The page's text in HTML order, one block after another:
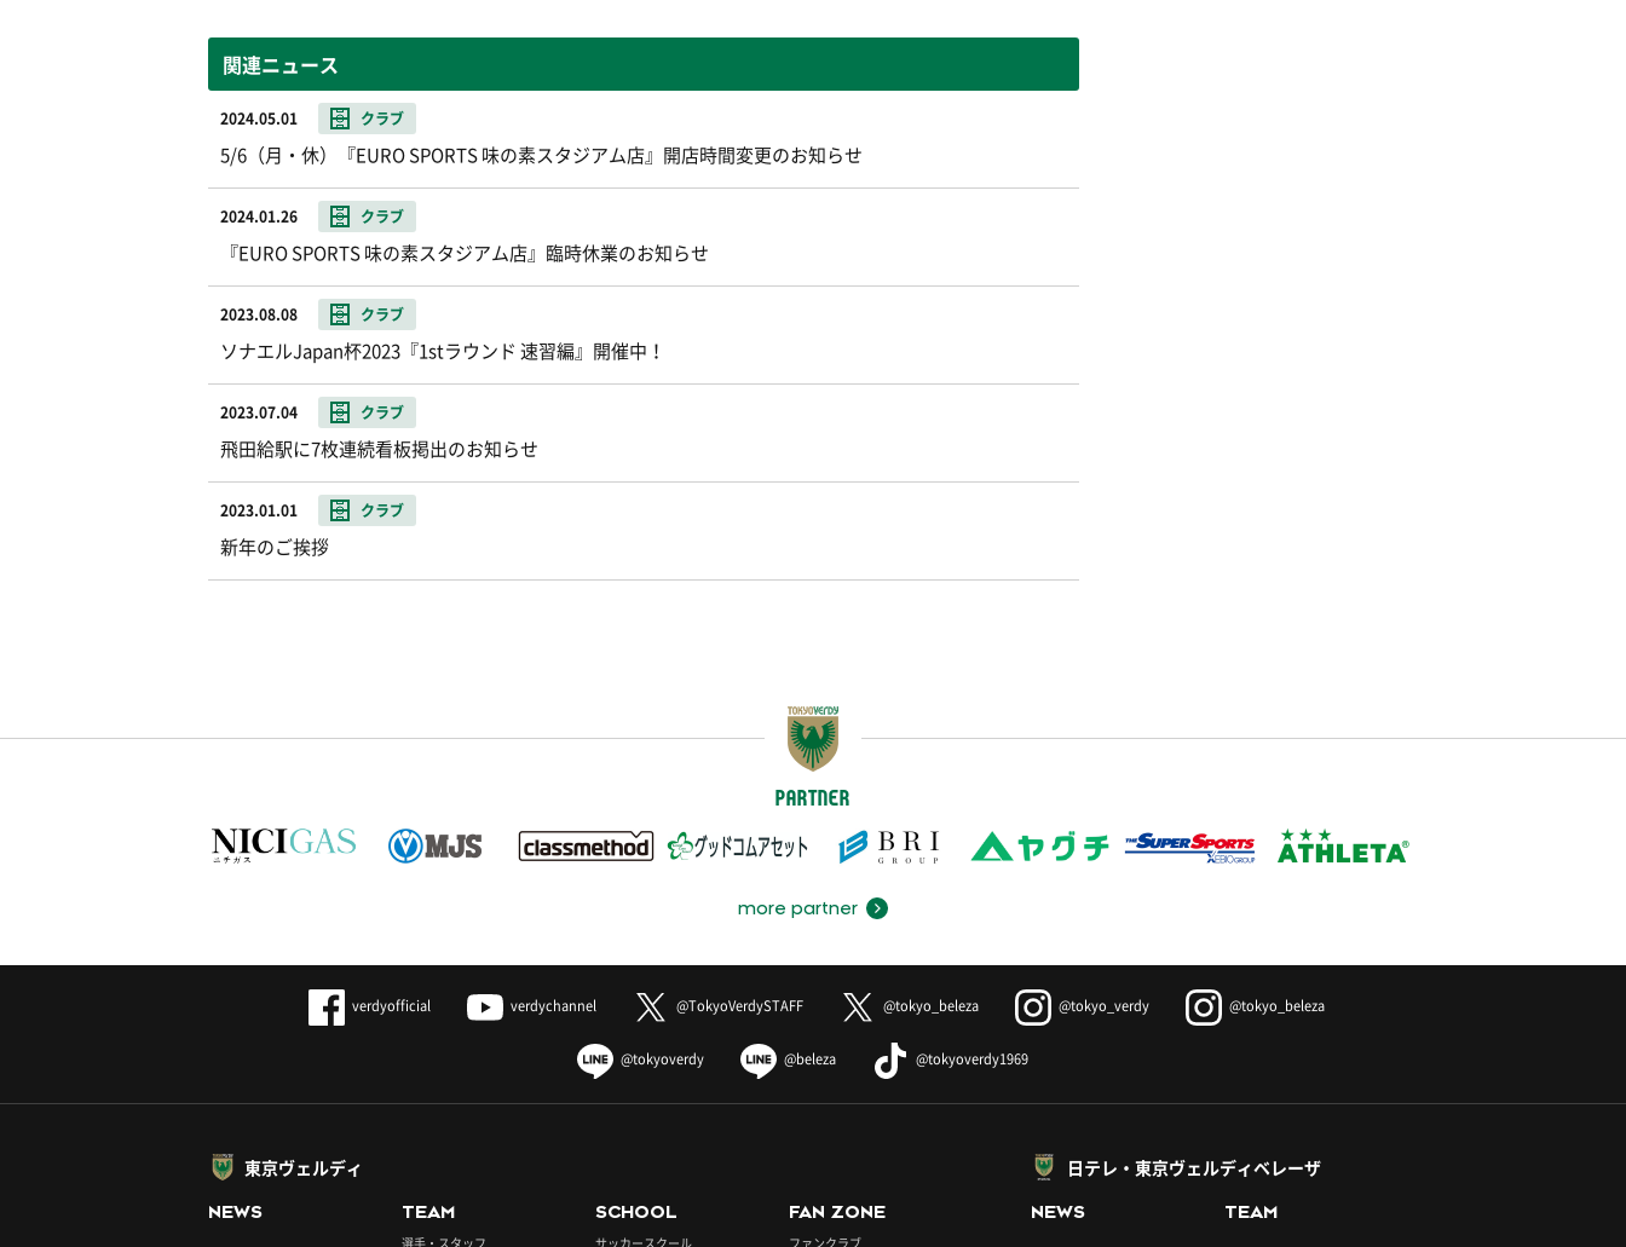
関連ニュース
2024.05.01 クラブ
5/6（月・休）『EURO SPORTS 味の素スタジアム店』開店時間変更のお知らせ
2024.01.26 クラブ
『EURO SPORTS 味の素スタジアム店』臨時休業のお知らせ
2023.08.08 クラブ
ソナエルJapan杯2023『1stラウンド 速習編』開催中！
2023.07.04 クラブ
飛田給駅に7枚連続看板掲出のお知らせ
2023.01.01 クラブ
新年のご挨拶
PARTNER
more partner
verdyofficial verdychannel @TokyoVerdySTAFF @tokyo_beleza @tokyo_verdy @tokyo_beleza
@tokyoverdy @beleza @tokyoverdy1969
東京ヴェルディ
NEWS TEAM
選手・スタッフ
SCHOOL
サッカースクール
FAN ZONE
ファンクラブ
日テレ・東京ヴェルディベレーザ
NEWS TEAM